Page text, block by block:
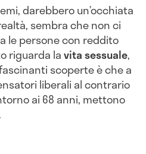
darebbero un’occhiata
sembra che non ci
le persone con reddito
riguarda lavita sessuale,
scoperte è che a
liberali al contrario
ai 68 anni, mettono